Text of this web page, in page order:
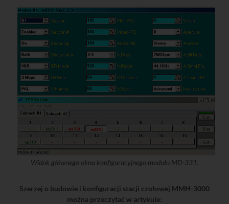
Widok głównego okna konfiguracyjnego modułu MD-331.
Szerzej o budowie i konfiguracji stacji czołowej MMH-3000
można przeczytać w artykule: